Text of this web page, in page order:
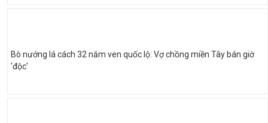
Bò nướng lá cách 32 năm ven quốc lộ: Vợ chồng miền Tây bán giờ
'độc'